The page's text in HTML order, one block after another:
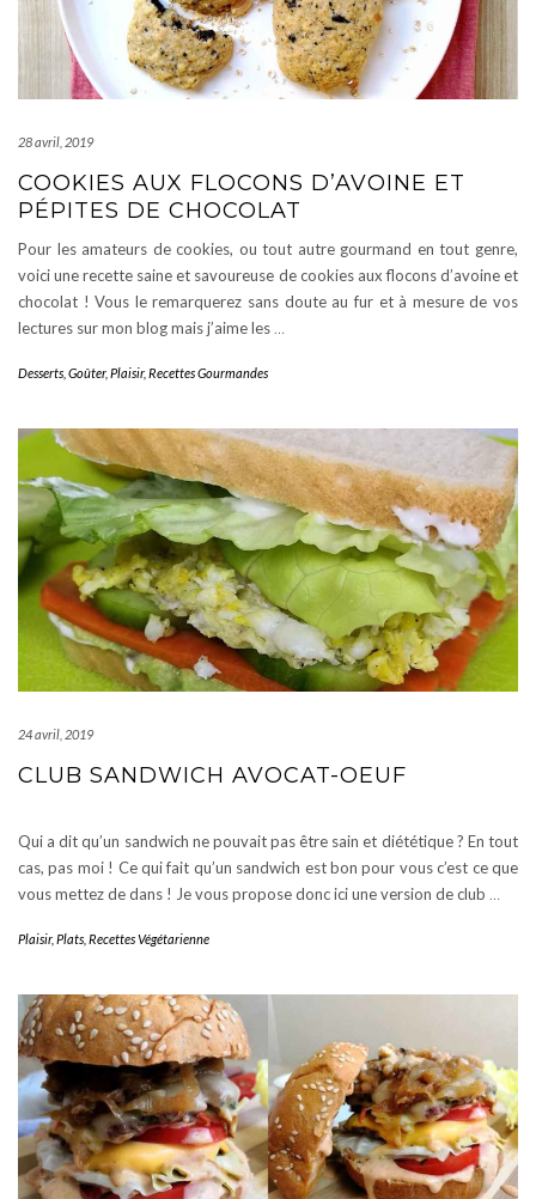
28 avril, 2019
COOKIES AUX FLOCONS D’AVOINE ET
PÉPITES DE CHOCOLAT
Pour les amateurs de cookies, ou tout autre gourmand en tout genre,
voici une recette saine et savoureuse de cookies aux flocons d’avoine et
chocolat ! Vous le remarquerez sans doute au fur et à mesure de vos
lectures sur mon blog mais j’aime les…
Desserts Goûter, Plaisir, Recettes Gourmandes
24 avril, 2019
CLUB SANDWICH AVOCAT-OEUF
Qui a dit qu’un sandwich ne pouvait pas être sain et diététique ? En tout
cas, pas moi ! Ce qui fait qu’un sandwich est bon pour vous c’est ce que
vous mettez de dans ! Je vous propose donc ici une version de club …
Plaisir, Plats Recettes Végétarienne